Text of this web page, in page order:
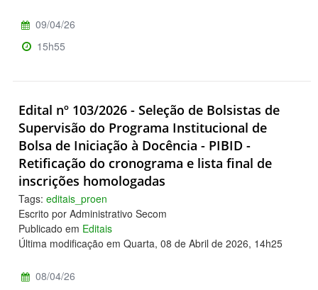
09/04/26
15h55
Edital nº 103/2026 - Seleção de Bolsistas de
Supervisão do Programa Institucional de
Bolsa de Iniciação à Docência - PIBID -
Retificação do cronograma e lista final de
inscrições homologadas
Tags: editais_proen
Escrito por Administrativo Secom
Publicado em Editais
Última modificação em Quarta, 08 de Abril de 2026, 14h25
08/04/26